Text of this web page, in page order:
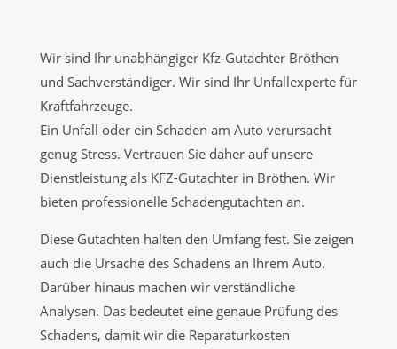
Wir sind Ihr unabhängiger Kfz-Gutachter Bröthen
und Sachverständiger. Wir sind Ihr Unfallexperte für
Kraftfahrzeuge.
Ein Unfall oder ein Schaden am Auto verursacht
genug Stress. Vertrauen Sie daher auf unsere
Dienstleistung als KFZ-Gutachter in Bröthen. Wir
bieten professionelle Schadengutachten an.
Diese Gutachten halten den Umfang fest. Sie zeigen
auch die Ursache des Schadens an Ihrem Auto.
Darüber hinaus machen wir verständliche
Analysen. Das bedeutet eine genaue Prüfung des
Schadens, damit wir die Reparaturkosten